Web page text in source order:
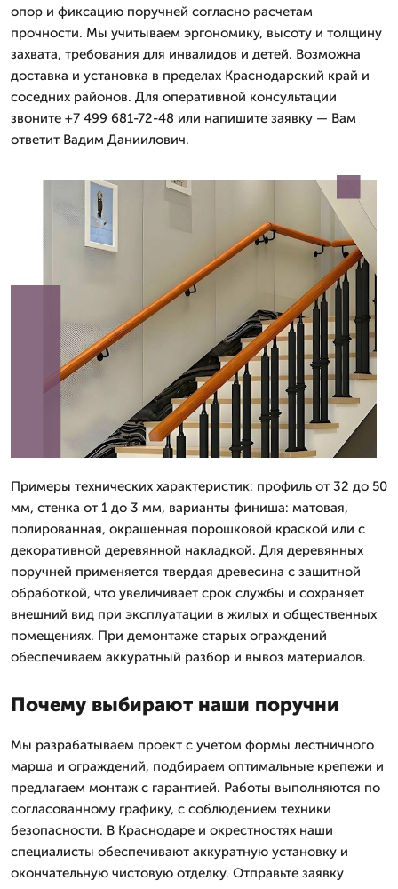
опор и фиксацию поручней согласно расчетам
прочности. Мы учитываем эргономику, высоту и толщину
захвата, требования для инвалидов и детей. Возможна
доставка и установка в пределах Краснодарский край и
соседних районов. Для оперативной консультации
звоните +7 499 681-72-48 или напишите заявку — Вам
ответит Вадим Даниилович.
Примеры технических характеристик: профиль от 32 до 50
мм, стенка от 1 до 3 мм, варианты финиша: матовая,
полированная, окрашенная порошковой краской или с
декоративной деревянной накладкой. Для деревянных
поручней применяется твердая древесина с защитной
обработкой, что увеличивает срок службы и сохраняет
внешний вид при эксплуатации в жилых и общественных
помещениях. При демонтаже старых ограждений
обеспечиваем аккуратный разбор и вывоз материалов.
Почему выбирают наши поручни
Мы разрабатываем проект с учетом формы лестничного
марша и ограждений, подбираем оптимальные крепежи и
предлагаем монтаж с гарантией. Работы выполняются по
согласованному графику, с соблюдением техники
безопасности. В Краснодаре и окрестностях наши
специалисты обеспечивают аккуратную установку и
окончательную чистовую отделку. Отправьте заявку